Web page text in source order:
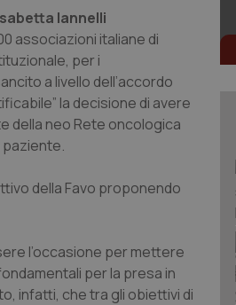
Iannelli
associazioni italiane di
per i
a livello dell’accordo
la decisione di avere
della neo Rete oncologica
paziente.
della Favo proponendo
l’occasione per mettere
per la presa in
infatti, che tra gli obiettivi di